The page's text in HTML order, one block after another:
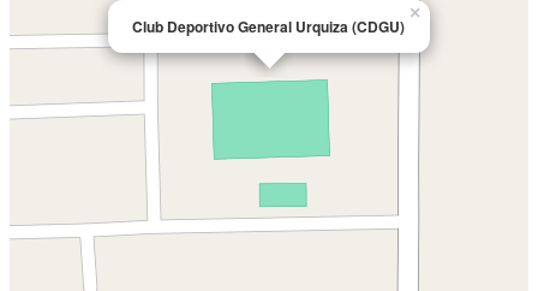
Club Deportivo General Urquiza (CDGU)
×